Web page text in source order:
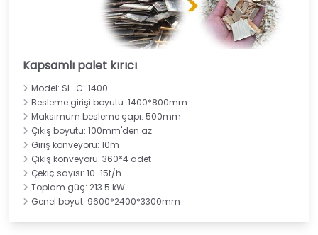
Kapsamlı palet kırıcı
Model: SL-C-1400
Besleme girişi boyutu: 1400*800mm
Maksimum besleme çapı: 500mm
Çıkış boyutu: 100mm'den az
Giriş konveyörü: 10m
Çıkış konveyörü: 360*4 adet
Çekiç sayısı: 10-15t/h
Toplam güç: 213.5 kW
Genel boyut: 9600*2400*3300mm